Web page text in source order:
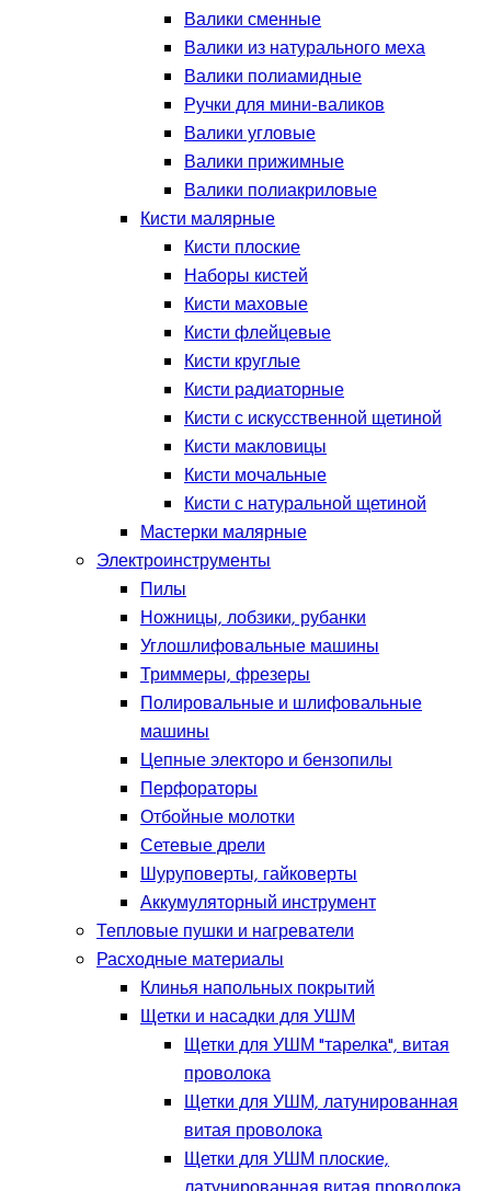
Валики сменные
Валики из натурального меха
Валики полиамидные
Ручки для мини-валиков
Валики угловые
Валики прижимные
Валики полиакриловые
Кисти малярные
Кисти плоские
Наборы кистей
Кисти маховые
Кисти флейцевые
Кисти круглые
Кисти радиаторные
Кисти с искусственной щетиной
Кисти макловицы
Кисти мочальные
Кисти с натуральной щетиной
Мастерки малярные
Электроинструменты
Пилы
Ножницы, лобзики, рубанки
Углошлифовальные машины
Триммеры, фрезеры
Полировальные и шлифовальные
машины
Цепные электоро и бензопилы
Перфораторы
Отбойные молотки
Сетевые дрели
Шуруповерты, гайковерты
Аккумуляторный инструмент
Тепловые пушки и нагреватели
Расходные материалы
Клинья напольных покрытий
Щетки и насадки для УШМ
Щетки для УШМ "тарелка", витая
проволока
Щетки для УШМ, латунированная
витая проволока
Щетки для УШМ плоские,